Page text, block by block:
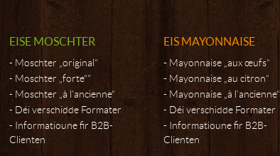
EISE MOSCHTER
Moschter „original“
Moschter „forte“"
Moschter „à l’ancienne“
Déi verschidde Formater
Informatioune fir B2B-
Clienten
EIS MAYONNAISE
Mayonnaise „aux œufs“
Mayonnaise „au citron“
Mayonnaise „à l’ancienne“
Déi verschidde Formater
Informatioune fir B2B-
Clienten